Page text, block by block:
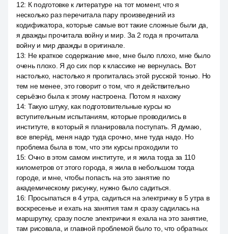
12: К подготовке к литературе на тот момент, что я
несколько раз перечитала пару произведений из
кодификатора, которые самые вот такие сложные были да,
я дважды прочитала войну и мир. За 2 года я прочитала
войну и мир дважды в оригинале.
13: Не краткое содержание мне, мне было плохо, мне было
очень плохо. Я до сих пор к классике не вернулась. Вот
настолько, настолько я пропиталась этой русской тонью. Но
тем не менее, это говорит о том, что я действительно
серьёзно была к этому настроена. Потом я нахожу
14: Такую штуку, как подготовительные курсы ко
вступительным испытаниям, которые проводились в
институте, в который я планировала поступать. Я думаю,
все вперёд, меня надо туда срочно, мне туда надо. Но
проблема была в том, что эти курсы проходили то
15: Очно в этом самом институте, и я жила тогда за 110
километров от этого города, я жила в небольшом тогда
городе, и мне, чтобы попасть на это занятие по
академическому рисунку, нужно было садиться.
16: Просыпаться в 4 утра, садиться на электричку в 5 утра в
воскресенье и ехать на занятия там я сразу садилась на
маршрутку, сразу после электрички я ехала на это занятие,
там рисовала, и главной проблемой было то, что обратных